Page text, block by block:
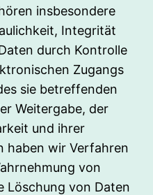
insbesondere
Integrität
durch Kontrolle
Zugangs
sie betreffenden
Weitergabe, der
und ihrer
haben wir Verfahren
von
Löschung von Daten